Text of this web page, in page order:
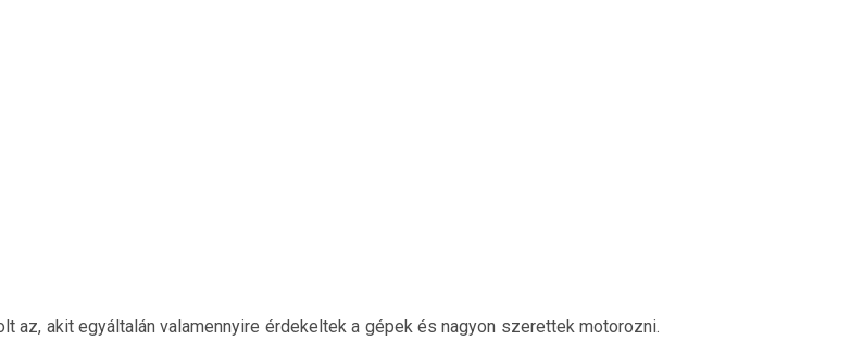
az, akit egyáltalán valamennyire érdekeltek a gépek és nagyon szerettek motorozni.